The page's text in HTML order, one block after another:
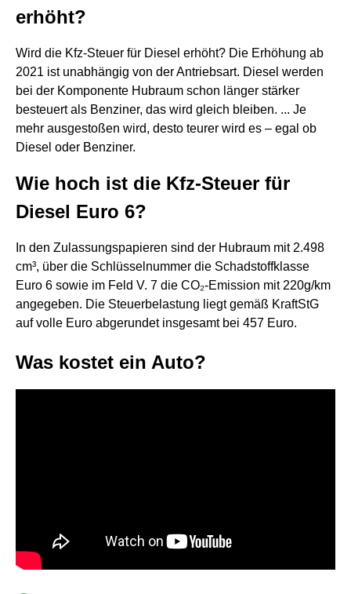
erhöht?
Wird die Kfz-Steuer für Diesel erhöht? Die Erhöhung ab
2021 ist unabhängig von der Antriebsart. Diesel werden
bei der Komponente Hubraum schon länger stärker
besteuert als Benziner, das wird gleich bleiben. ... Je
mehr ausgestoßen wird, desto teurer wird es – egal ob
Diesel oder Benziner.
Wie hoch ist die Kfz-Steuer für
Diesel Euro 6?
In den Zulassungspapieren sind der Hubraum mit 2.498
cm³, über die Schlüsselnummer die Schadstoffklasse
Euro 6 sowie im Feld V. 7 die CO₂-Emission mit 220g/km
angegeben. Die Steuerbelastung liegt gemäß KraftStG
auf volle Euro abgerundet insgesamt bei 457 Euro.
Was kostet ein Auto?